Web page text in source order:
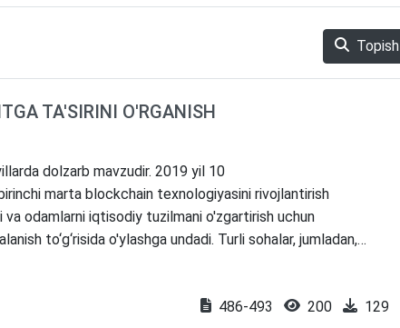
Topish
TA'SIRINI O'RGANISH
dolzarb mavzudir. 2019 yil 10
marta blockchain texnologiyasini rivojlantirish
va odamlarni iqtisodiy tuzilmani o'zgartirish uchun
to‘g‘risida o'ylashga undadi. Turli sohalar, jumladan,
ilgari surish uchun blokcheyn texnologiyasini
blockchain texnologiyasi ham ushbu sohani yanada
486-493 200 129